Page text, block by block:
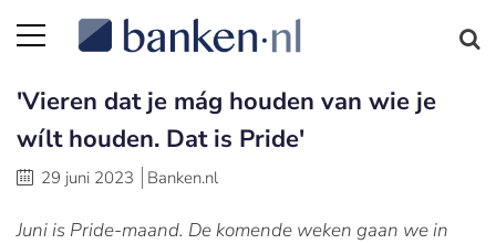
'Vieren dat je mág houden van wie je
wílt houden. Dat is Pride'
29 juni 2023 Banken.nl
Juni is Pride-maand. De komende weken gaan we in